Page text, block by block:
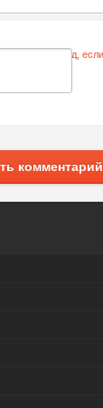
комментарий